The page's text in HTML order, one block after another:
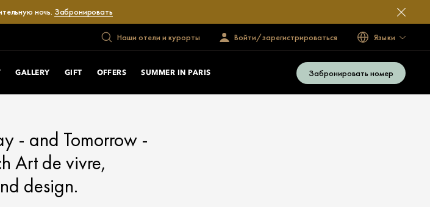
ночь. Забронировать
Наши отели и курорты Войти/зарегистрироваться Языки
GALLERY GIFT OFFERS SUMMER IN PARIS Забронировать номер
- and Tomorrow -
Art de vivre,
design.